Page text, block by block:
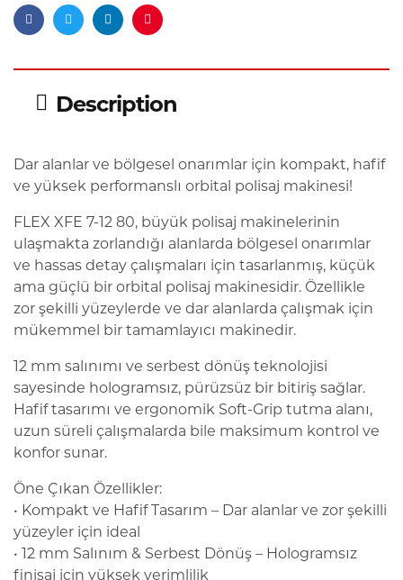
FacebookTwitterLinkedinPinterest
Description
Dar alanlar ve bölgesel onarımlar için kompakt, hafif
ve yüksek performanslı orbital polisaj makinesi!
FLEX XFE 7-12 80, büyük polisaj makinelerinin
ulaşmakta zorlandığı alanlarda bölgesel onarımlar
ve hassas detay çalışmaları için tasarlanmış, küçük
ama güçlü bir orbital polisaj makinesidir. Özellikle
zor şekilli yüzeylerde ve dar alanlarda çalışmak için
mükemmel bir tamamlayıcı makinedir.
12 mm salınımı ve serbest dönüş teknolojisi
sayesinde hologramsız, pürüzsüz bir bitiriş sağlar.
Hafif tasarımı ve ergonomik Soft-Grip tutma alanı,
uzun süreli çalışmalarda bile maksimum kontrol ve
konfor sunar.
Öne Çıkan Özellikler:
• Kompakt ve Hafif Tasarım – Dar alanlar ve zor şekilli
yüzeyler için ideal
• 12 mm Salınım & Serbest Dönüş – Hologramsız
finisaj için yüksek verimlilik